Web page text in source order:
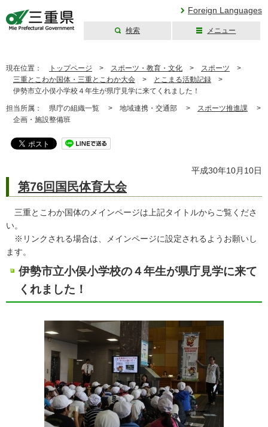
Foreign Languages
検索 メニュー
現在位置： トップページ > スポーツ・教育・文化 > スポーツ >
三重とこわか国体・三重とこわか大会 > とこまる活動記録 >
伊勢市立小俣小学校４年生が県庁見学に来てくれました！
担当所属： 県庁の組織一覧 > 地域連携・交通部 > スポーツ推進課 >
企画・施設整備班
平成30年10月10日
第76回国民体育大会
三重とこわか国体のメインページは上記タイトルからご覧くださ
い。
※リンクされる場合は、メインページに設定されるようお願いし
ます。
伊勢市立小俣小学校の４年生が県庁見学に来て
くれました！